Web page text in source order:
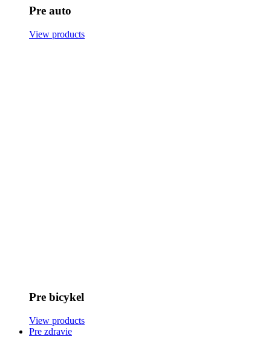
Pre auto
View products
Pre bicykel
View products
Pre zdravie